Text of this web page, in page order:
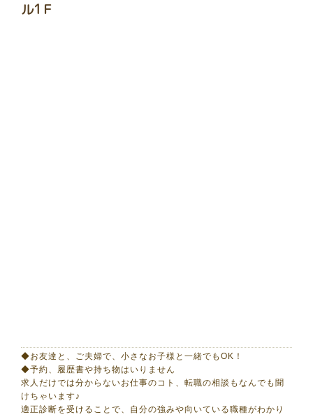
ル1Ｆ
◆お友達と、ご夫婦で、小さなお子様と一緒でもOK！
◆予約、履歴書や持ち物はいりません
求人だけでは分からないお仕事のコト、転職の相談もなんでも聞
けちゃいます♪
適正診断を受けることで、自分の強みや向いている職種がわかり